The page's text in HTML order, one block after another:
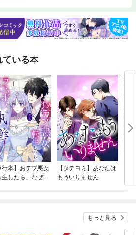
ている本
行本】おデブ悪女
生したら、なぜか
【タテヨミ】あなたは
もういりません
もっと見る